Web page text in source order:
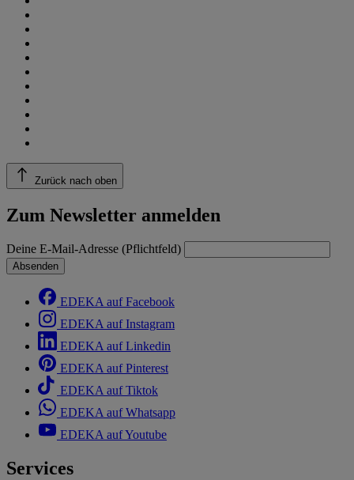
Zurück nach oben
Zum Newsletter anmelden
Deine E-Mail-Adresse (Pflichtfeld)
Absenden
EDEKA auf Facebook
EDEKA auf Instagram
EDEKA auf Linkedin
EDEKA auf Pinterest
EDEKA auf Tiktok
EDEKA auf Whatsapp
EDEKA auf Youtube
Services